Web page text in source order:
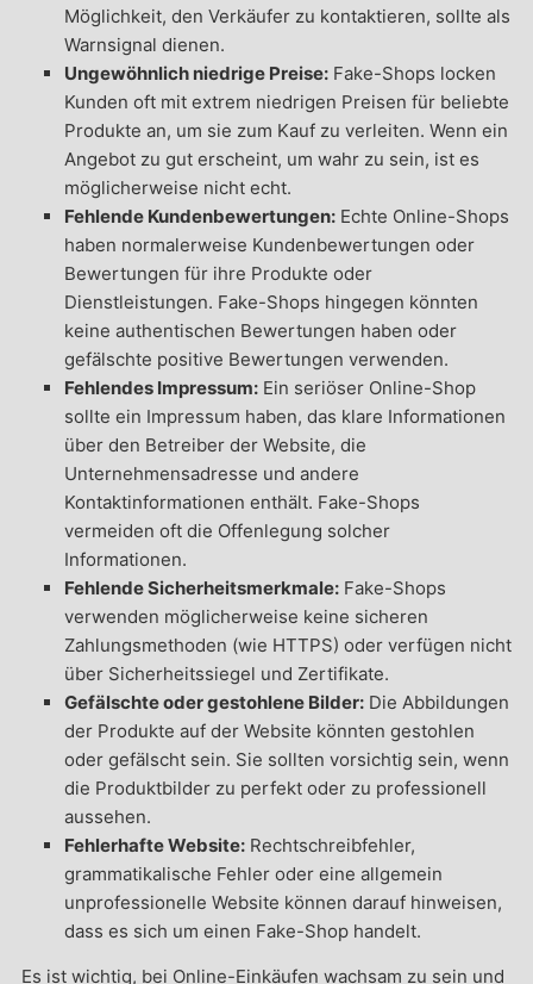
Möglichkeit, den Verkäufer zu kontaktieren, sollte als
Warnsignal dienen.
Ungewöhnlich niedrige Preise:Fake-Shops locken
Kunden oft mit extrem niedrigen Preisen für beliebte
Produkte an, um sie zum Kauf zu verleiten. Wenn ein
Angebot zu gut erscheint, um wahr zu sein, ist es
möglicherweise nicht echt.
Fehlende Kundenbewertungen:Echte Online-Shops
haben normalerweise Kundenbewertungen oder
Bewertungen für ihre Produkte oder
Dienstleistungen. Fake-Shops hingegen könnten
keine authentischen Bewertungen haben oder
gefälschte positive Bewertungen verwenden.
Fehlendes Impressum:Ein seriöser Online-Shop
sollte ein Impressum haben, das klare Informationen
über den Betreiber der Website, die
Unternehmensadresse und andere
Kontaktinformationen enthält. Fake-Shops
vermeiden oft die Offenlegung solcher
Informationen.
Fehlende Sicherheitsmerkmale:Fake-Shops
verwenden möglicherweise keine sicheren
Zahlungsmethoden (wie HTTPS) oder verfügen nicht
über Sicherheitssiegel und Zertifikate.
Gefälschte oder gestohlene Bilder:Die Abbildungen
der Produkte auf der Website könnten gestohlen
oder gefälscht sein. Sie sollten vorsichtig sein, wenn
die Produktbilder zu perfekt oder zu professionell
aussehen.
Fehlerhafte Website:Rechtschreibfehler,
grammatikalische Fehler oder eine allgemein
unprofessionelle Website können darauf hinweisen,
dass es sich um einen Fake-Shop handelt.
Es ist wichtig, bei Online-Einkäufen wachsam zu sein und